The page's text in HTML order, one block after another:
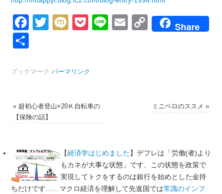
Facebook
Twitter
MixiPocket
LineEmailCopyShare
ブックマーク パーマリンク
«超初心者登山+20Ｋ自転車の
【保険の話】
ミニベロのススメ»
【経済学はじめました】デフレは「労働(者)より
もカネが大事な状態」です、この状態を政策で
実現してトクをするのは銀行を始めとした金持
ちだけです……マクロ経済を理解して先進国では常識のインフ